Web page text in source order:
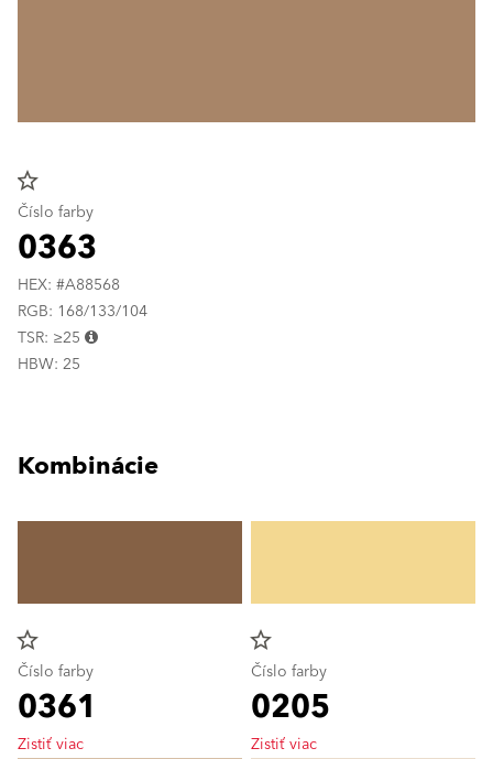
star_border
Číslo farby
0363
HEX: #A88568
RGB: 168/133/104
TSR: ≥25
HBW: 25
Kombinácie
star_border
Číslo farby
0361
Zistiť viac
star_border
Číslo farby
0205
Zistiť viac